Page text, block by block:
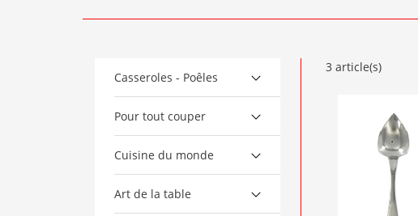
3 article(s)
Casseroles - Poêles
Pour tout couper
Cuisine du monde
Art de la table